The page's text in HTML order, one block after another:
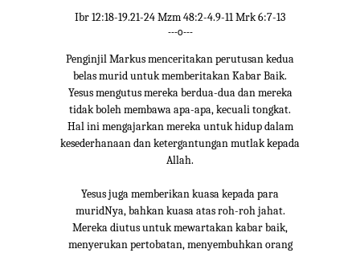
Ibr 12:18-19.21-24 Mzm 48:2-4.9-11 Mrk 6:7-13
---o---
Penginjil Markus menceritakan perutusan kedua
belas murid untuk memberitakan Kabar Baik.
Yesus mengutus mereka berdua-dua dan mereka
tidak boleh membawa apa-apa, kecuali tongkat.
Hal ini mengajarkan mereka untuk hidup dalam
kesederhanaan dan ketergantungan mutlak kepada
Allah.
Yesus juga memberikan kuasa kepada para
muridNya, bahkan kuasa atas roh-roh jahat.
Mereka diutus untuk mewartakan kabar baik,
menyerukan pertobatan, menyembuhkan orang